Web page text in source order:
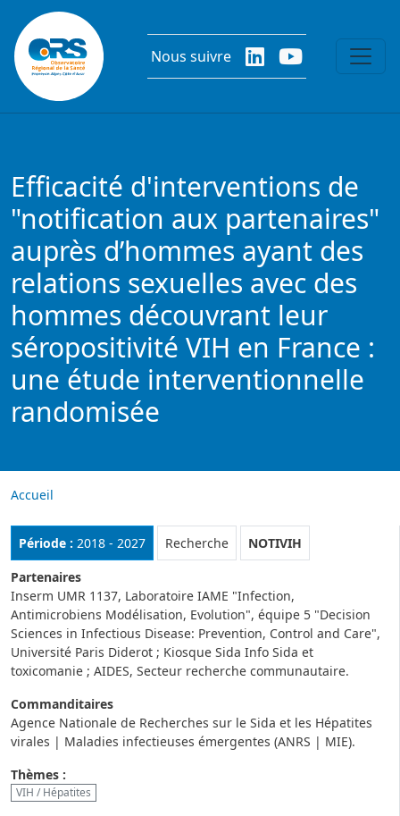
Aller au contenu principal
Nous suivre
Efficacité d'interventions de
"notification aux partenaires"
auprès d’hommes ayant des
relations sexuelles avec des
hommes découvrant leur
séropositivité VIH en France :
une étude interventionnelle
randomisée
Accueil
Période : 2018 - 2027 Rubrique :
Recherche
NOTIVIH
Partenaires
Inserm UMR 1137, Laboratoire IAME "Infection,
Antimicrobiens Modélisation, Evolution", équipe 5 "Decision
Sciences in Infectious Disease: Prevention, Control and Care",
Université Paris Diderot ; Kiosque Sida Info Sida et
toxicomanie ; AIDES, Secteur recherche communautaire.
Commanditaires
Agence Nationale de Recherches sur le Sida et les Hépatites
virales | Maladies infectieuses émergentes (ANRS | MIE).
Thèmes :
VIH / Hépatites